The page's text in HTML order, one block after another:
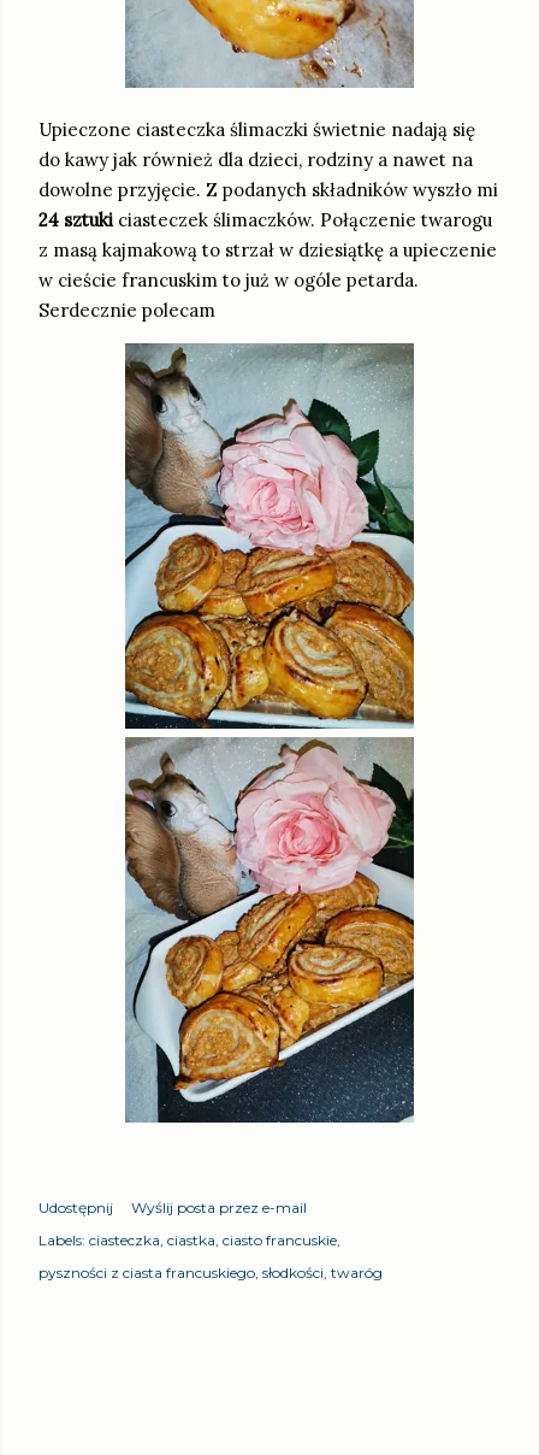
Upieczone ciasteczka ślimaczki świetnie nadają się
do kawy jak również dla dzieci, rodziny a nawet na
dowolne przyjęcie. Z podanych składników wyszło mi
24 sztuki ciasteczek ślimaczków. Połączenie twarogu
z masą kajmakową to strzał w dziesiątkę a upieczenie
w cieście francuskim to już w ogóle petarda.
Serdecznie polecam
Udostępnij
Wyślij posta przez e-mail
Labels: ciasteczka ciastka ciasto francuskie
pyszności z ciasta francuskiego słodkości twaróg